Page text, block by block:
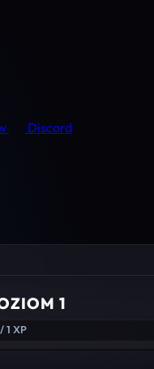
Discord
1
1 XP